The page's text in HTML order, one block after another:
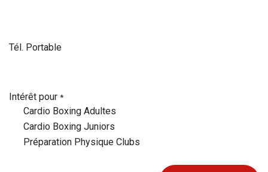
Tél. Portable
Intérêt pour *
Cardio Boxing Adultes
Cardio Boxing Juniors
Préparation Physique Clubs